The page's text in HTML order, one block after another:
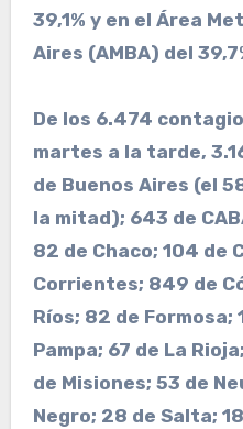
39,1% y en el Área
Aires (AMBA) del
De los 6.474
martes a la tarde,
de Buenos Aires (el
la mitad); 643 de
82 de Chaco; 104 de
Corrientes; 849 de
Ríos; 82 de Formosa;
Pampa; 67 de La
de Misiones; 53 de
Negro; 28 de Salta;